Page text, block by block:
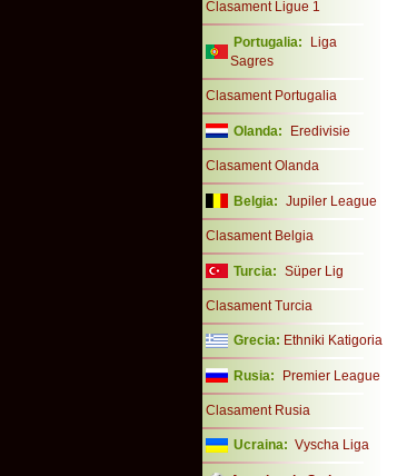
Clasament Ligue 1
Portugalia:
Liga
Sagres
Clasament Portugalia
Olanda: Eredivisie
Clasament Olanda
Belgia: Jupiler League
Clasament Belgia
Turcia: Süper Lig
Clasament Turcia
Grecia: Ethniki Katigoria
Rusia: Premier League
Clasament Rusia
Ucraina: Vyscha Liga